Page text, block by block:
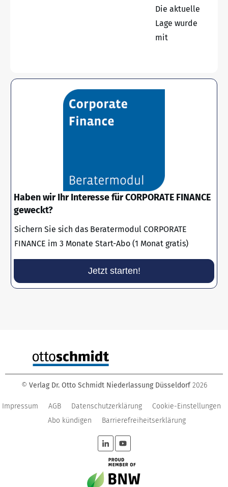
Die aktuelle
Lage wurde
mit
Haben wir Ihr Interesse für CORPORATE FINANCE
geweckt?
Sichern Sie sich das Beratermodul CORPORATE
FINANCE im 3 Monate Start-Abo (1 Monat gratis)
Jetzt starten!
© Verlag Dr. Otto Schmidt Niederlassung Düsseldorf 2026
Impressum AGB Datenschutzerklärung
Cookie-Einstellungen
Abo kündigen
Barrierefreiheitserklärung